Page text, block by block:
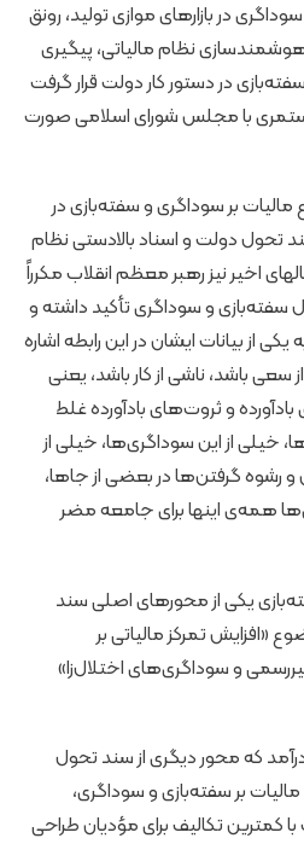
در بازارهای موازی تولید، رونق
هوشمندسازی نظام مالیاتی، پیگیری
در دستور کار دولت قرار گرفت
با مجلس شورای اسلامی صورت
بر سوداگری و سفته‌بازی در
تحول دولت و اسناد بالادستی نظام
اخیر نیز رهبر معظم انقلاب مکرراً
سفته‌بازی و سوداگری تأکید داشته و
یکی از بیانات ایشان در این رابطه اشاره
باشد، ناشی از کار باشد، یعنی
و ثروت‌های بادآورده غلط
خیلی از این سوداگری‌ها، خیلی از
و رشوه گرفتن‌ها در بعضی از جاها،
همه‌ی اینها برای جامعه مضر
یکی از محورهای اصلی سند
تمرکز مالیاتی بر
و سوداگری‌های اختلال‌زا»
که محور دیگری از سند تحول
بر سفته‌بازی و سوداگری،
کمترین تکالیف برای مؤدیان طراحی